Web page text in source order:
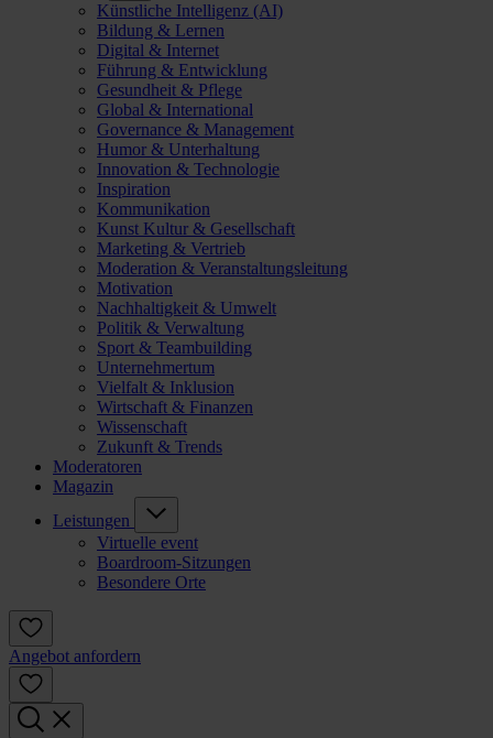
Künstliche Intelligenz (AI)
Bildung & Lernen
Digital & Internet
Führung & Entwicklung
Gesundheit & Pflege
Global & International
Governance & Management
Humor & Unterhaltung
Innovation & Technologie
Inspiration
Kommunikation
Kunst Kultur & Gesellschaft
Marketing & Vertrieb
Moderation & Veranstaltungsleitung
Motivation
Nachhaltigkeit & Umwelt
Politik & Verwaltung
Sport & Teambuilding
Unternehmertum
Vielfalt & Inklusion
Wirtschaft & Finanzen
Wissenschaft
Zukunft & Trends
Moderatoren
Magazin
Leistungen
Virtuelle event
Boardroom-Sitzungen
Besondere Orte
Angebot anfordern